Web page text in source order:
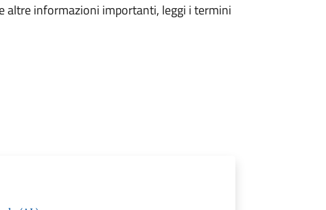
altre informazioni importanti, leggi i termini